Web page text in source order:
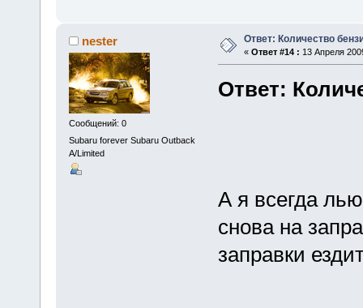
nester
Сообщений: 0
Subaru forever Subaru Outback
A/Limited
Ответ: Количество
« Ответ #14 : 13 Апреля
Ответ:
А я всегда
снова на
заправки